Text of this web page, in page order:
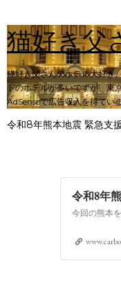
猫好き父
猫好き父さんのホテル大好き
トのホテルが多いですが、東
AdSenseで広告収入を得てい
令和8年熊本地震 緊急支
令和8年